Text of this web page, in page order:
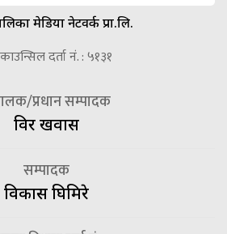
मेडिया नेटवर्क प्रा.लि.
दर्ता नं. : ५१३१
प्रधान सम्पादक
विदुर खवास
सम्पादक
विकास घिमिरे